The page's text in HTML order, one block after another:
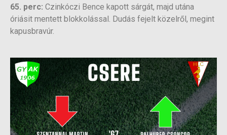
65. perc: Czinkóczi Bence kapott sárgát, majd utána
óriásit mentett blokkolással. Dudás fejelt közelről, megint
kapusbravúr.